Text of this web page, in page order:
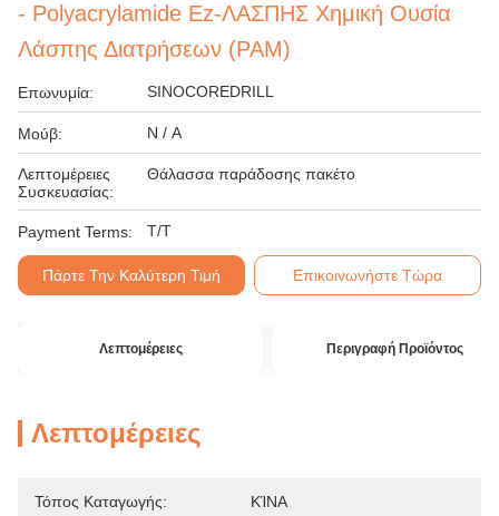
- Polyacrylamide Ez-ΛΑΣΠΗΣ Χημική Ουσία
Λάσπης Διατρήσεων (PAM)
Επωνυμία: SINOCOREDRILL
Μούβ: N / A
Λεπτομέρειες
Συσκευασίας:
Θάλασσα παράδοσης πακέτο
Payment Terms: T/T
Πάρτε Την Καλύτερη Τιμή Επικοινωνήστε Τώρα
Λεπτομέρειες Περιγραφή Προϊόντος
Λεπτομέρειες
Τόπος Καταγωγής: ΚΊΝΑ